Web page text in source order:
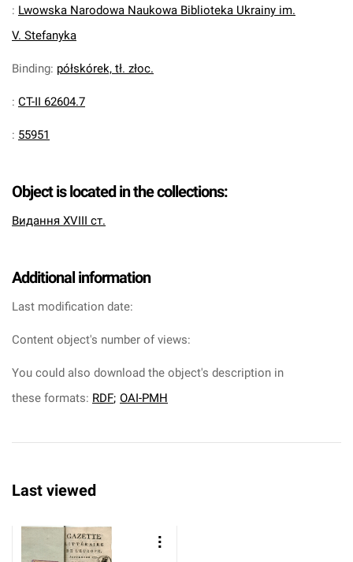
: Lwowska Narodowa Naukowa Biblioteka Ukrainy im.
V. Stefanyka
Binding: półskórek, tł. złoc.
: CT-II 62604.7
: 55951
Object is located in the collections:
Видання XVIII ст.
Additional information
Last modification date:
Content object's number of views:
You could also download the object's description in
these formats: RDF; OAI-PMH
Last viewed